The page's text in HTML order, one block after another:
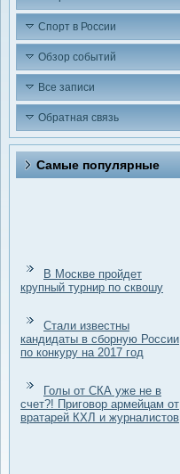
Спорт в России
Обзор событий
Все записи
Обратная связь
Самые популярные
В Москве пройдет
крупный турнир по сквошу
Стали известны
кандидаты в сборную России
по конкуру на 2017 год
Голы от СКА уже не в
счет?! Приговор армейцам от
вратарей КХЛ и журналистов